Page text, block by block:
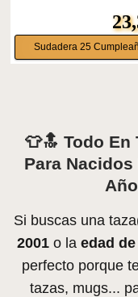
Sudadera 25
👕🔝 Todo En
Para Nacidos
Si buscas una
2001o la edad
perfecto porque
tazas, mugs...